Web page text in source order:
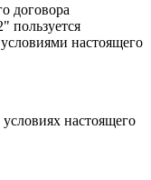
договора
пользуется
настоящего
настоящего